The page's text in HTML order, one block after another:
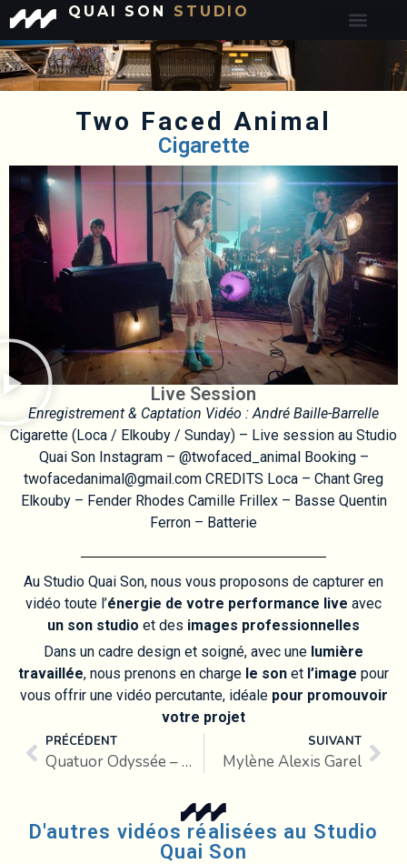
QUAI SON STUDIO
Two Faced Animal
Cigarette
Live Session
Enregistrement & Captation Vidéo : André Baille-Barrelle
Cigarette (Loca / Elkouby / Sunday) – Live session au Studio
Quai Son Instagram – @twofaced_animal Booking –
twofacedanimal@gmail.com CREDITS Loca – Chant Greg
Elkouby – Fender Rhodes Camille Frillex – Basse Quentin
Ferron – Batterie
Au Studio Quai Son, nous vous proposons de capturer en
vidéo toute l’énergie de votre performance live avec
un son studio et des images professionnelles
Dans un cadre design et soigné, avec une lumière
travaillée, nous prenons en charge le son et l’image pour
vous offrir une vidéo percutante, idéale pour promouvoir
votre projet
PRÉCÉDENT
Quatuor Odyssée – Oblique Light
SUIVANT
Mylène Alexis Garel
D'autres vidéos réalisées au Studio
Quai Son